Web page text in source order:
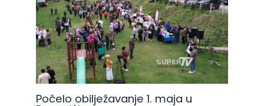
Počelo obilježavanje 1. maja u